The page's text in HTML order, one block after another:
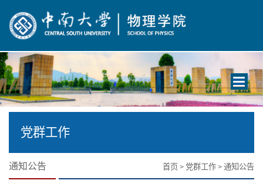
Toggle
党群工作
通知公告 首页 > 党群工作 > 通知公告